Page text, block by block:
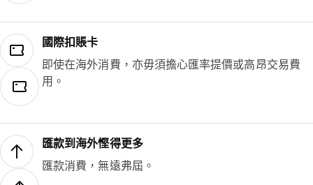
國際扣賬卡
即使在海外消費，亦毋須擔心匯率提價或高昂交易費
用。
匯款到海外慳得更多
匯款消費，無遠弗屆。